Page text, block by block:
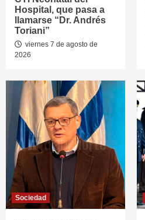
Hospital, que pasa a
llamarse “Dr. Andrés
Toriani”
viernes 7 de agosto de
2026
Sociedad